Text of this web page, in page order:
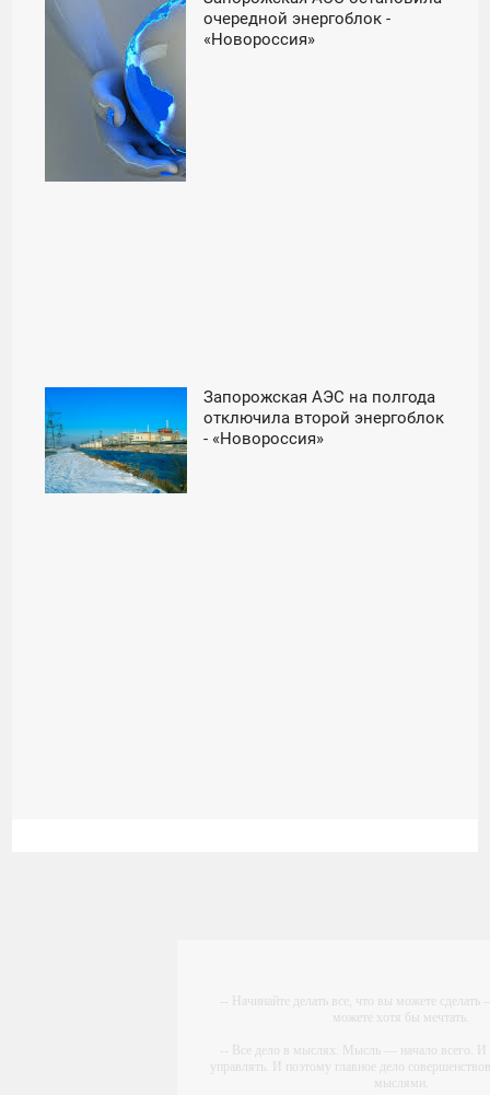
очередной энергоблок -
«Новороссия»
Запорожская АЭС на полгода
отключила второй энергоблок
- «Новороссия»
-- Начинайте делать все, что вы можете сделать
можете хотя бы мечтать.
-- Все дело в мыслях. Мысль — начало всего.
управлять. И поэтому главное дело
мыслями.